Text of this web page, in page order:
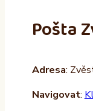
Pošta
Adresa:
Navigovat: